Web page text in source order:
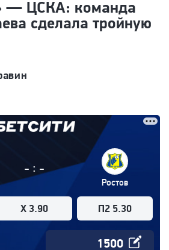
— ЦСКА: команда
сделала тройную
- : -
X 3.90
Ростов
П2 5.30